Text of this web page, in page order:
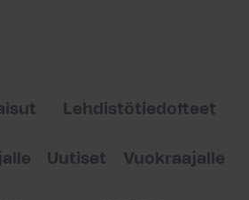
Lehdistötiedotteet
Uutiset Vuokraajalle